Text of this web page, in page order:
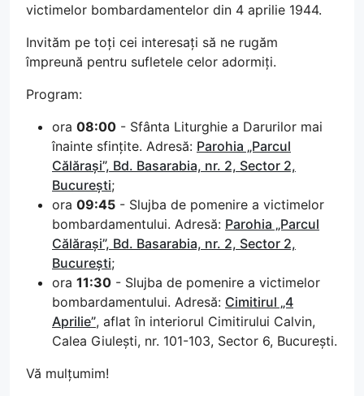
victimelor bombardamentelor din 4 aprilie 1944.
Invităm pe toți cei interesați să ne rugăm
împreună pentru sufletele celor adormiți.
Program:
ora 08:00 - Sfânta Liturghie a Darurilor mai
înainte sfințite. Adresă: Parohia „Parcul
Călărași”, Bd. Basarabia, nr. 2, Sector 2,
București;
ora 09:45 - Slujba de pomenire a victimelor
bombardamentului. Adresă: Parohia „Parcul
Călărași”, Bd. Basarabia, nr. 2, Sector 2,
București;
ora 11:30 - Slujba de pomenire a victimelor
bombardamentului. Adresă: Cimitirul „4
Aprilie”, aflat în interiorul Cimitirului Calvin,
Calea Giulești, nr. 101-103, Sector 6, București.
Vă mulțumim!